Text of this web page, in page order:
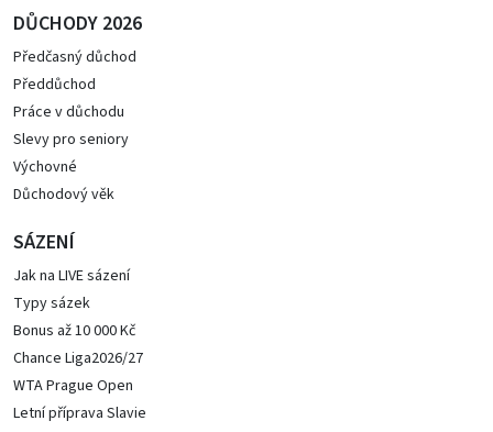
DŮCHODY 2026
Předčasný důchod
Předdůchod
Práce v důchodu
Slevy pro seniory
Výchovné
Důchodový věk
SÁZENÍ
Jak na LIVE sázení
Typy sázek
Bonus až 10 000 Kč
Chance Liga2026/27
WTA Prague Open
Letní příprava Slavie